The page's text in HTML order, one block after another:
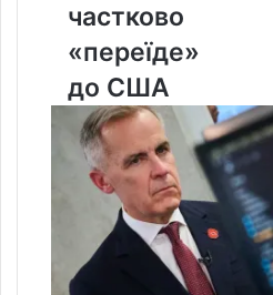
США
частково
«переїде»
до США